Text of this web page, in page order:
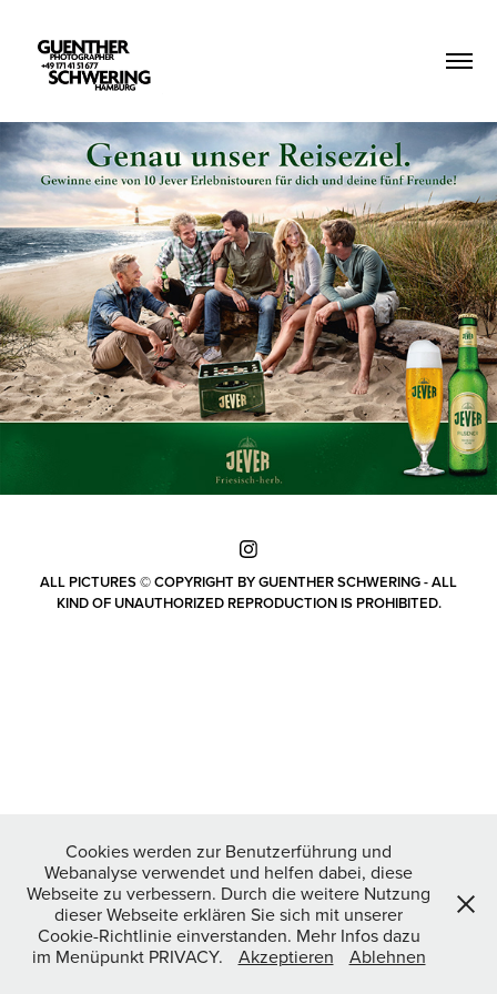
ALL PICTURES © COPYRIGHT BY GUENTHER SCHWERING - ALL
KIND OF UNAUTHORIZED REPRODUCTION IS PROHIBITED.
Cookies werden zur Benutzerführung und
Webanalyse verwendet und helfen dabei, diese
Webseite zu verbessern. Durch die weitere Nutzung
dieser Webseite erklären Sie sich mit unserer
Cookie-Richtlinie einverstanden. Mehr Infos dazu
im Menüpunkt PRIVACY.
Akzeptieren Ablehnen